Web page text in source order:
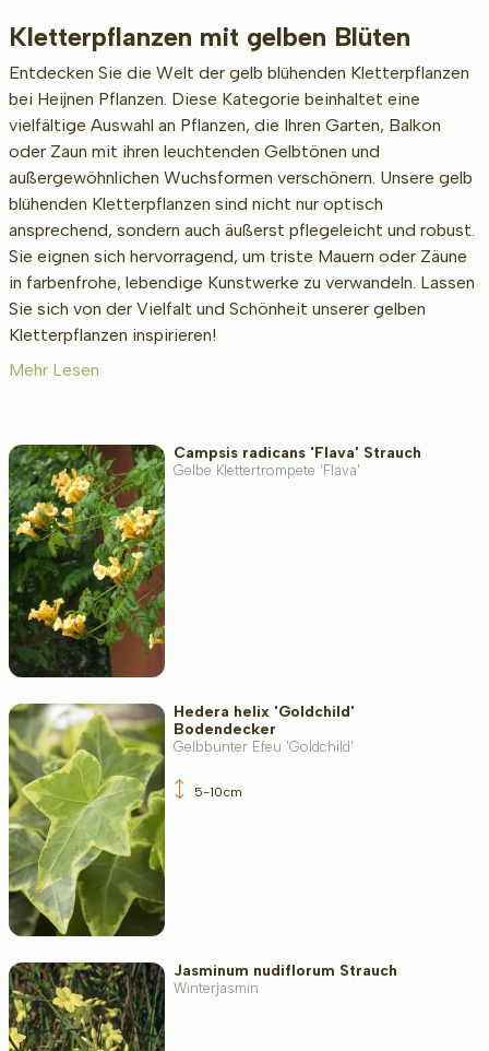
Höhe bei Lieferung (cm)
Erwachsenengröße (cm)
Art/Geschlecht
Wuchsform
Anwendung
Blütenfarbe
Blütezeit
Blattfarbe
Widerstandsfähigkeit
Kletterpflanzen mit gelben Blüten
Entdecken Sie die Welt der gelb blühenden Kletterpflanzen
bei Heijnen Pflanzen. Diese Kategorie beinhaltet eine
vielfältige Auswahl an Pflanzen, die Ihren Garten, Balkon
oder Zaun mit ihren leuchtenden Gelbtönen und
außergewöhnlichen Wuchsformen verschönern. Unsere gelb
blühenden Kletterpflanzen sind nicht nur optisch
ansprechend, sondern auch äußerst pflegeleicht und robust.
Sie eignen sich hervorragend, um triste Mauern oder Zäune
in farbenfrohe, lebendige Kunstwerke zu verwandeln. Lassen
Sie sich von der Vielfalt und Schönheit unserer gelben
Kletterpflanzen inspirieren!
Mehr Lesen
Campsis radicans 'Flava' Strauch
Gelbe Klettertrompete 'Flava'
Hedera helix 'Goldchild'
Bodendecker
Gelbbunter Efeu 'Goldchild'
5-10cm
Jasminum nudiflorum Strauch
Winterjasmin